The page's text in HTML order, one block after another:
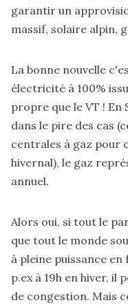
garantir un
massif, solaire alpin,
La bonne nouvelle
électricité à 100%
propre que le VT ! En
dans le pire des cas
centrales à gaz pour
hivernal), le gaz
annuel.
Alors oui, si tout le
que tout le monde
à pleine puissance
p.ex à 19h en hiver, il
de congestion. Mais